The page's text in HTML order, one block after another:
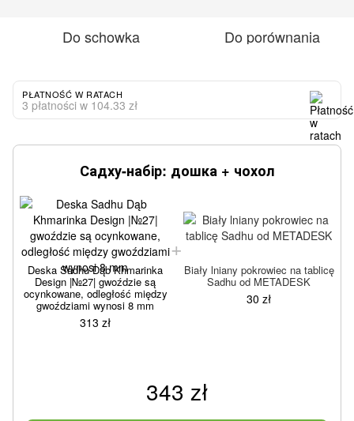
Do schowka Do porównania
PŁATNOŚĆ W RATACH
3 płatności w 104.33 zł
Садху-набір: дошка + чохол
Deska Sadhu Dąb Khmarinka
Design |№27| gwoździe są
ocynkowane, odległość między
gwoździami wynosi 8 mm
313 zł
Biały lniany pokrowiec na tablicę
Sadhu od METADESK
30 zł
343 zł